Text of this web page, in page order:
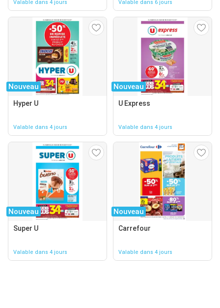
Valable dans 4 jours Valable dans 6 jours
Nouveau
Hyper U
Valable dans 4 jours
Nouveau
U Express
Valable dans 4 jours
Nouveau
Super U
Valable dans 4 jours
Nouveau
Carrefour
Valable dans 4 jours